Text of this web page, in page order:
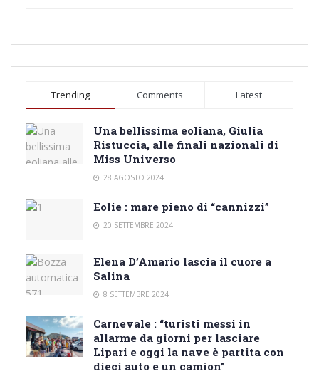
Trending Comments Latest
Una bellissima eoliana, Giulia
Ristuccia, alle finali nazionali di
Miss Universo
28 AGOSTO 2024
Eolie : mare pieno di “cannizzi”
20 SETTEMBRE 2024
Elena D’Amario lascia il cuore a
Salina
8 SETTEMBRE 2024
Carnevale : “turisti messi in
allarme da giorni per lasciare
Lipari e oggi la nave è partita con
dieci auto e un camion”